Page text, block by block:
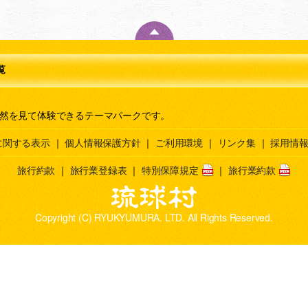
を見て体験できるテーマパークです。
する表示 ｜ 個人情報保護方針 ｜ ご利用環境 ｜ リンク集 ｜ 採用情
旅行約款 ｜ 旅行業登録表 ｜ 特別保障規定 ｜ 旅行業約款
Copyright (C) RYUKYUMURA. LTD. All Rights Reserved.